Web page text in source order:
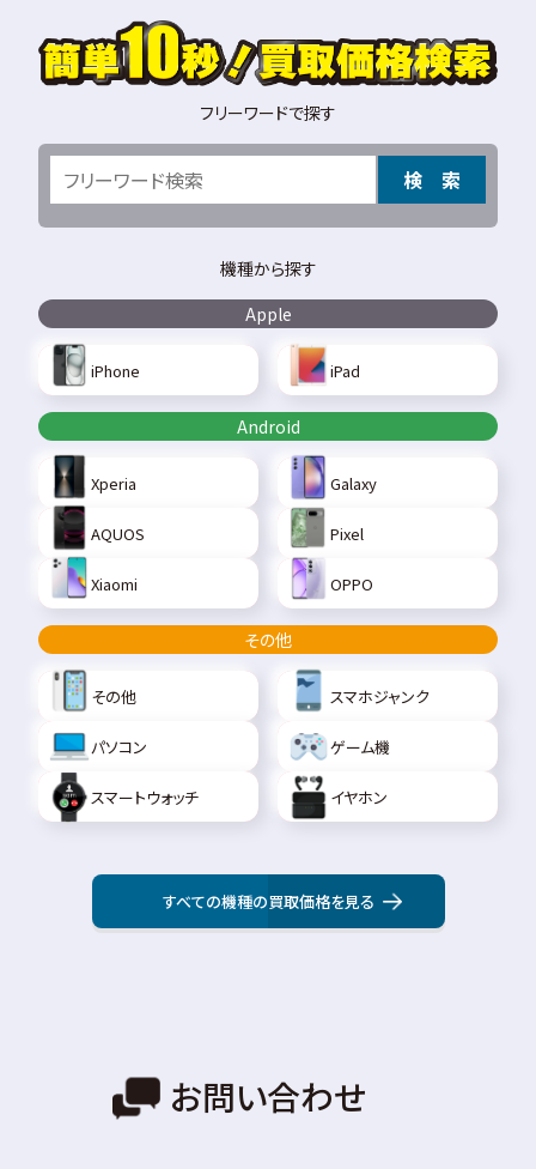
フリーワードで探す
検 索
機種から探す
Apple
iPhone iPad
Android
Xperia Galaxy
AQUOS Pixel
Xiaomi OPPO
その他
その他 スマホジャンク
パソコン ゲーム機
スマートウォッチ イヤホン
すべての機種の買取価格を見る
お問い合わせ